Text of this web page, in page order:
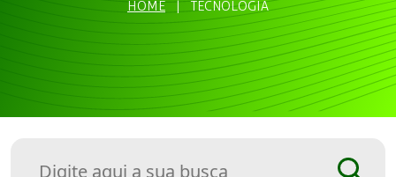
HOME | TECNOLOGIA